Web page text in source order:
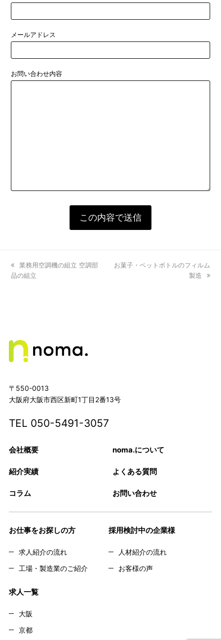
メールアドレス
お問い合わせ内容
previous
post:
業務用空調機の組立 空調部
品の組立
next
お菓子・ペットボトルのフィルム
製造
〒550-0013
大阪府大阪市西区新町1丁目2番13号
TEL 050-5491-3057
会社概要 noma.について
紹介実績 よくある質問
コラム お問い合わせ
お仕事をお探しの方
求人紹介の流れ
工場・製造業のご紹介
採用検討中の企業様
人材紹介の流れ
お客様の声
求人一覧
大阪
京都